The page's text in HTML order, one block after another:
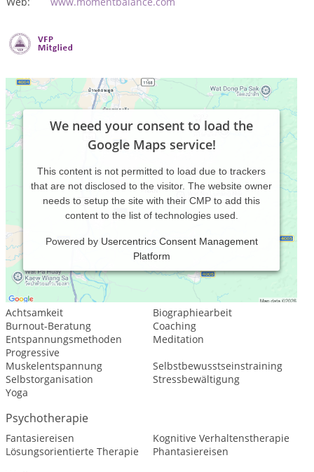
We need your consent to load the
Google Maps service!
This content is not permitted to load due to trackers
that are not disclosed to the visitor. The website owner
needs to setup the site with their CMP to add this
content to the list of technologies used.
Powered by Usercentrics Consent Management
Platform
Leistungsspektrum:
Psychologische Beratung
Achtsamkeit
Biographiearbeit
Burnout-Beratung
Coaching
Entspannungsmethoden
Meditation
Progressive
Muskelentspannung
Selbstbewusstseinstraining
Selbstorganisation
Stressbewältigung
Yoga
Psychotherapie
Fantasiereisen
Kognitive Verhaltenstherapie
Lösungsorientierte Therapie
Phantasiereisen